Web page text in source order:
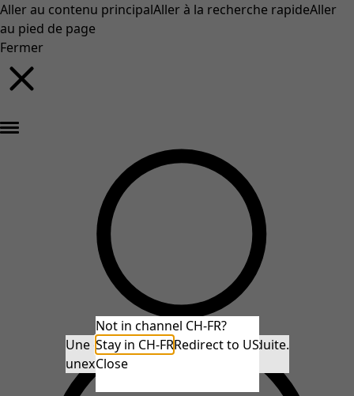
Aller au contenu principalAller à la recherche rapideAller
au pied de page
Fermer
Not in channel CH-FR?
Stay in CH-FRRedirect to US
Close
Une erreur inattendue s'est produite.
unexpectederror.buttontext